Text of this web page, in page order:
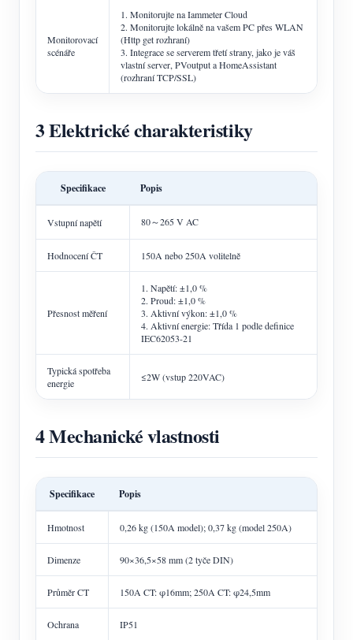
Monitorovací
scénáře
1. Monitorujte na Iammeter Cloud
2. Monitorujte lokálně na vašem PC přes WLAN
(Http get rozhraní)
3. Integrace se serverem třetí strany, jako je váš
vlastní server, PVoutput a HomeAssistant
(rozhraní TCP/SSL)
3 Elektrické charakteristiky
Specifikace Popis
Vstupní napětí 80～265 V AC
Hodnocení ČT 150A nebo 250A volitelně
Přesnost měření
1. Napětí: ±1,0 %
2. Proud: ±1,0 %
3. Aktivní výkon: ±1,0 %
4. Aktivní energie: Třída 1 podle definice
IEC62053-21
Typická spotřeba
energie
≤2W (vstup 220VAC)
4 Mechanické vlastnosti
Specifikace Popis
Hmotnost 0,26 kg (150A model); 0,37 kg (model 250A)
Dimenze 90×36,5×58 mm (2 tyče DIN)
Průměr CT 150A CT: φ16mm; 250A CT: φ24,5mm
Ochrana IP51